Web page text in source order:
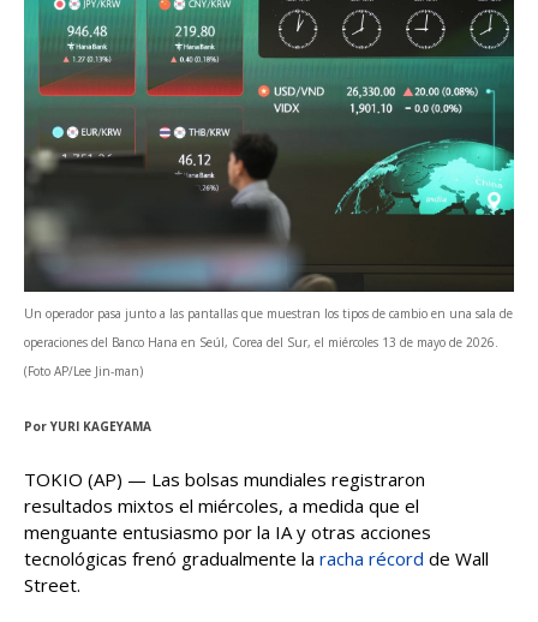
Un operador pasa junto a las pantallas que muestran los tipos de cambio en una sala de
operaciones del Banco Hana en Seúl, Corea del Sur, el miércoles 13 de mayo de 2026.
(Foto AP/Lee Jin-man)
PorYURI KAGEYAMA
TOKIO (AP) — Las bolsas mundiales registraron
resultados mixtos el miércoles, a medida que el
menguante entusiasmo por la IA y otras acciones
tecnológicas frenó gradualmente la racha récord de Wall
Street.